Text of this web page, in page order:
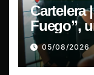
Cartelera
Fuego”,
pasión y
05/08/2026